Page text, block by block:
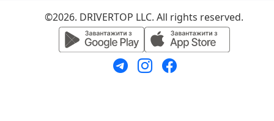
©2026. DRIVERTOP LLC. All rights reserved.